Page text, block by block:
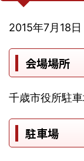
2015年7月18日
会場場所
千歳市役所駐
駐車場